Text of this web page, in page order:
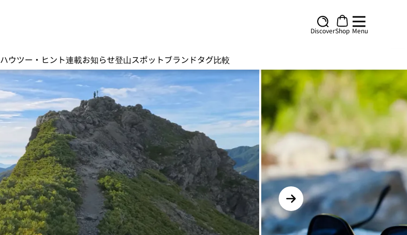
DiscoverShop Menu
ハウツー・ヒント連載お知らせ登山スポットブランドタグ比較